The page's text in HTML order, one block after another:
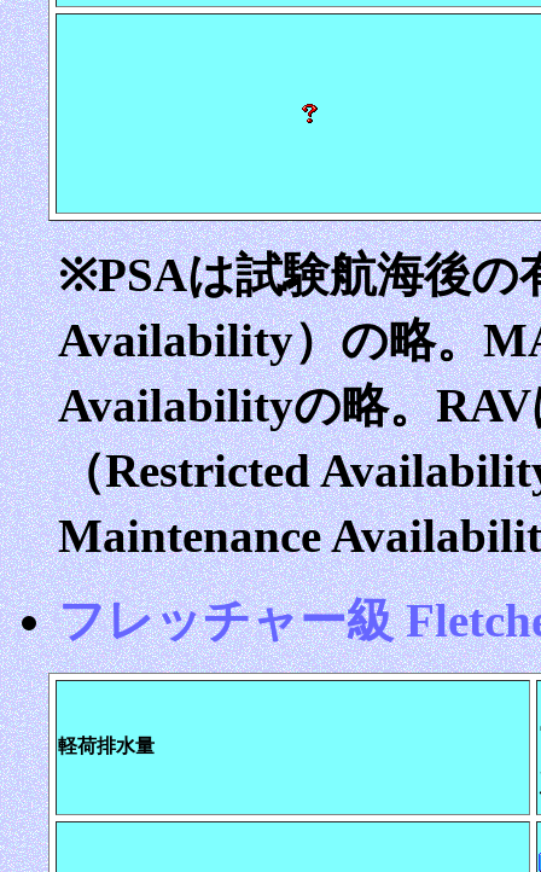
※PSAは試験航海後の
Availability）の略。
Availabilityの略。
（Restricted
Maintenance
フレッチャー級
軽荷排水量